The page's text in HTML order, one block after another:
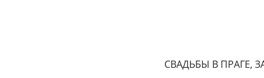
СВАДЬБЫ В ПРАГЕ,